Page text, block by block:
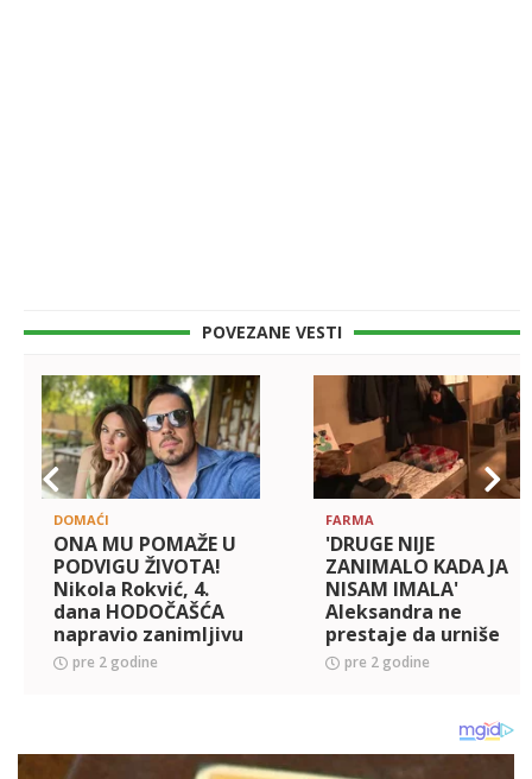
POVEZANE VESTI
DOMAĆI
ONA MU POMAŽE U
PODVIGU ŽIVOTA!
Nikola Rokvić, 4.
dana HODOČAŠĆA
napravio zanimljivu
fotografiju! Ove
reči uputio suprugi
pre 2 godine
FARMA
'DRUGE NIJE
ZANIMALO KADA JA
NISAM IMALA'
Aleksandra ne
prestaje da urniše
Snežu Kušadasi, jer
nije podelila HRANU
pre 2 godine